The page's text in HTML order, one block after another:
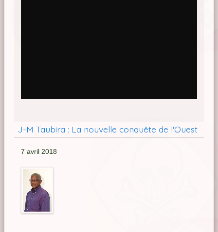
J-M Taubira : La nouvelle conquête de l'Ouest
7 avril 2018